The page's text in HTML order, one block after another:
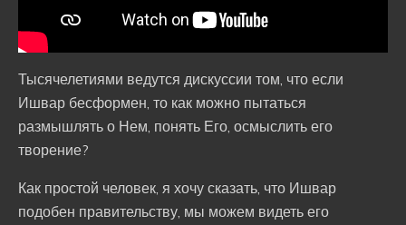
Тысячелетиями ведутся дискуссии том, что если
Ишвар бесформен, то как можно пытаться
размышлять о Нем, понять Его, осмыслить его
творение?
Как простой человек, я хочу сказать, что Ишвар
подобен правительству, мы можем видеть его